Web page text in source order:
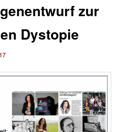
zur
Dystopie